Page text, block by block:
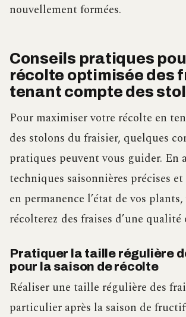
nouvellement formées.
Conseils pratiques
récolte optimisée des
tenant compte des
Pour maximiser votre récolte en
des stolons du fraisier, quelques
pratiques peuvent vous guider. En
techniques saisonnières précises
en permanence l’état de vos plants,
récolterez des fraises d’une
Pratiquer la taille régulière
pour la saison de récolte
Réaliser une taille régulière des
particulier après la saison de